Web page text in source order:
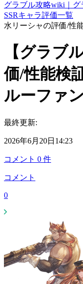
グラブル攻略wiki｜
SSRキャラ評価一覧
水リーシャの評価/性
【グラブ
価/性能検
ルーファ
最終更新:
2026年6月20日14:23
コメント 0 件
コメント
0